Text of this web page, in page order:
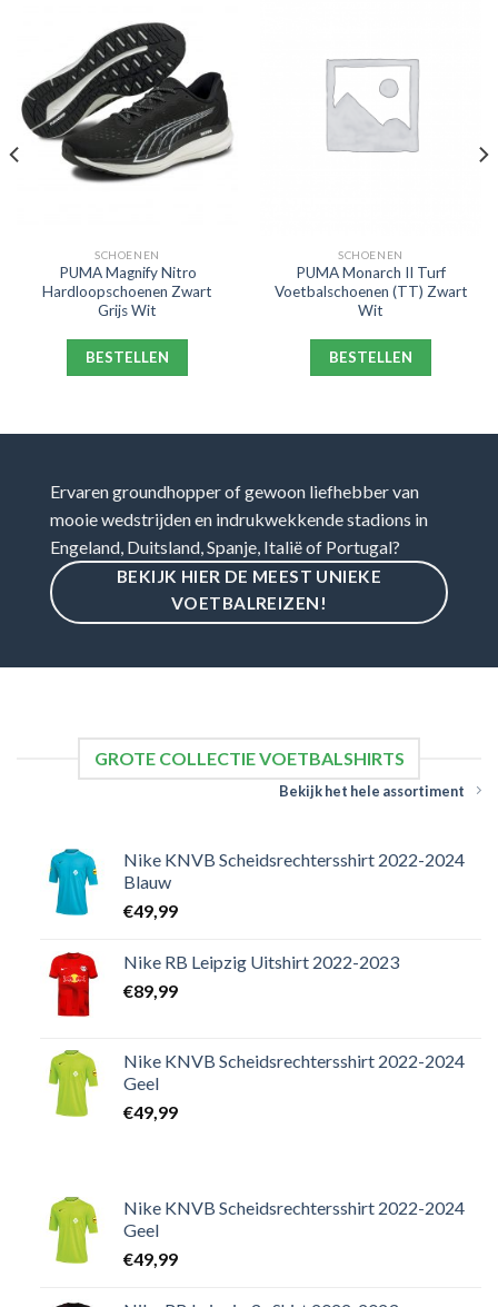
SCHOENEN
PUMA Magnify Nitro
Hardloopschoenen Zwart
Grijs Wit
BESTELLEN
SCHOENEN
PUMA Monarch II Turf
Voetbalschoenen (TT) Zwart
Wit
BESTELLEN
Ervaren groundhopper of gewoon liefhebber van
mooie wedstrijden en indrukwekkende stadions in
Engeland, Duitsland, Spanje, Italië of Portugal?
BEKIJK HIER DE MEEST UNIEKE
VOETBALREIZEN!
GROTE COLLECTIE VOETBALSHIRTS
Bekijk het hele assortiment
Nike KNVB Scheidsrechtersshirt 2022-2024
Blauw
€49,99
Nike RB Leipzig Uitshirt 2022-2023
€89,99
Nike KNVB Scheidsrechtersshirt 2022-2024
Geel
€49,99
Nike KNVB Scheidsrechtersshirt 2022-2024
Geel
€49,99